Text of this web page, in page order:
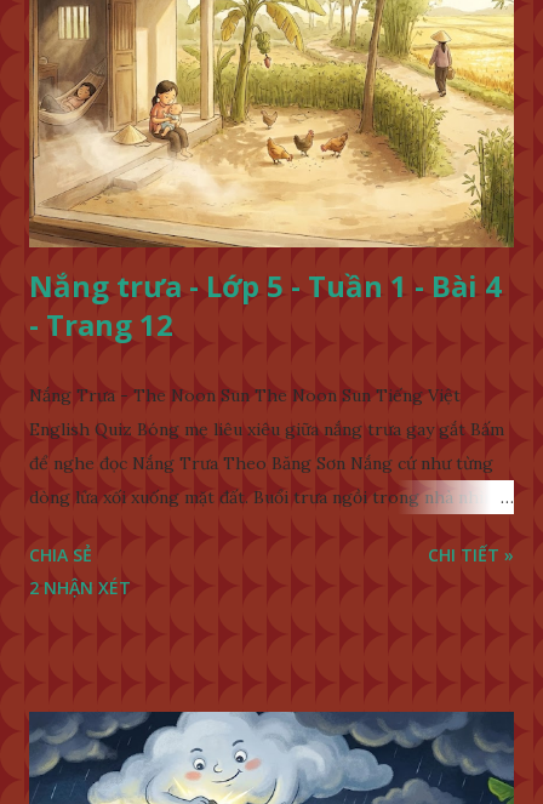
Nắng trưa - Lớp 5 - Tuần 1 - Bài 4
- Trang 12
Nắng Trưa - The Noon Sun The Noon Sun Tiếng Việt
English Quiz Bóng mẹ liêu xiêu giữa nắng trưa gay gắt Bấm
để nghe đọc Nắng Trưa Theo Băng Sơn Nắng cứ như từng
dòng lửa xối xuống mặt đất. Buổi trưa ngồi trong nhà nhìn
CHIA SẺ
2 NHẬN XÉT
CHI TIẾT »